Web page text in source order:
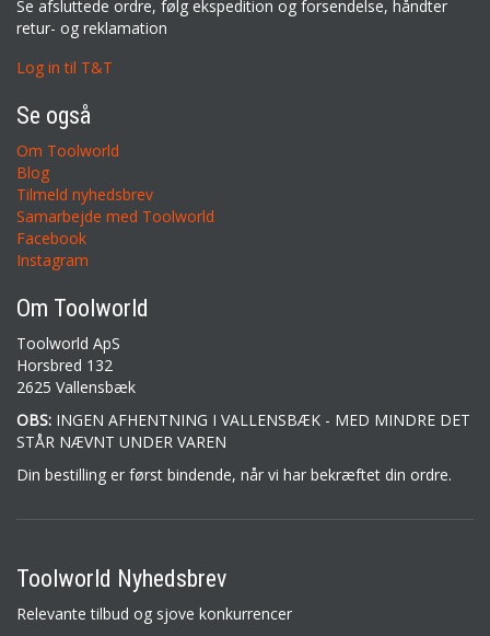
Se afsluttede ordre, følg ekspedition og forsendelse, håndter
retur- og reklamation
Log in til T&T
Se også
Om Toolworld
Blog
Tilmeld nyhedsbrev
Samarbejde med Toolworld
Facebook
Instagram
Om Toolworld
Toolworld ApS
Horsbred 132
2625 Vallensbæk
OBS: INGEN AFHENTNING I VALLENSBÆK - MED MINDRE DET
STÅR NÆVNT UNDER VAREN
Din bestilling er først bindende, når vi har bekræftet din ordre.
Toolworld Nyhedsbrev
Relevante tilbud og sjove konkurrencer